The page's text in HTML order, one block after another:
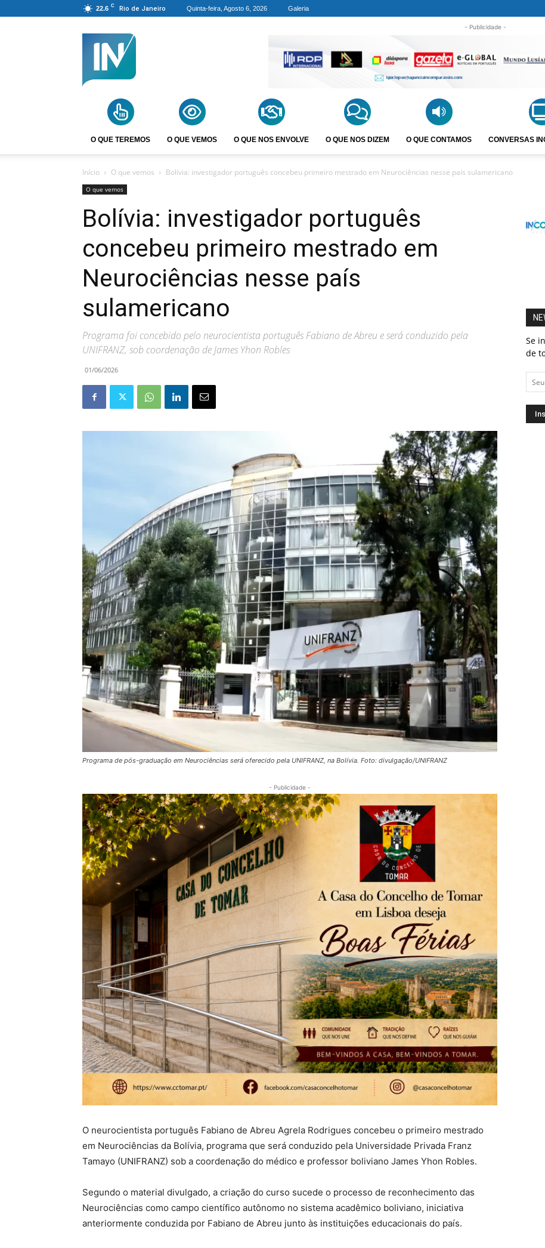
22.6 C Rio de Janeiro Quinta-feira, Agosto 6, 2026 Galeria
- Publicidade -
O QUE TEREMOS O QUE VEMOS O QUE NOS ENVOLVE O QUE NOS DIZEM O QUE CONTAMOS CONVERSAS
Início O que vemos Bolívia: investigador português concebeu primeiro mestrado em Neurociências nesse país sulamericano
O que vemos
Bolívia: investigador português
concebeu primeiro mestrado em
Neurociências nesse país
sulamericano
Programa foi concebido pelo neurocientista português Fabiano de Abreu e será conduzido pela
UNIFRANZ, sob coordenação de James Yhon Robles
01/06/2026
Programa de pós-graduação em Neurociências será oferecido pela UNIFRANZ, na Bolívia. Foto: divulgação/UNIFRANZ
- Publicidade -
O neurocientista português Fabiano de Abreu Agrela Rodrigues concebeu o primeiro mestrado
em Neurociências da Bolívia, programa que será conduzido pela Universidade Privada Franz
Tamayo (UNIFRANZ) sob a coordenação do médico e professor boliviano James Yhon Robles.
Segundo o material divulgado, a criação do curso sucede o processo de reconhecimento das
Neurociências como campo científico autônomo no sistema acadêmico boliviano, iniciativa
anteriormente conduzida por Fabiano de Abreu junto às instituições educacionais do país.
Se
de